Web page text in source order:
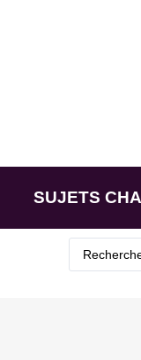
SUJETS